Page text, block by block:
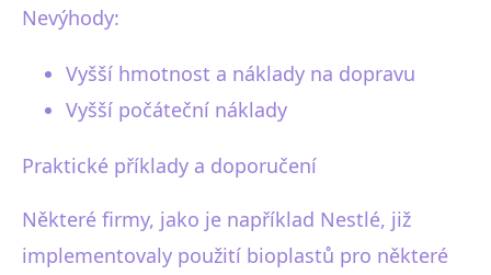
Nevýhody:
Vyšší hmotnost a náklady na dopravu
Vyšší počáteční náklady
Praktické příklady a doporučení
Některé firmy, jako je například Nestlé, již
implementovaly použití bioplastů pro některé